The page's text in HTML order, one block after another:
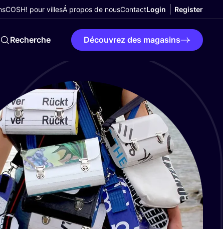
COSH! pour villesÁ propos de nousContactLogin Register
Recherche Découvrez des magasins